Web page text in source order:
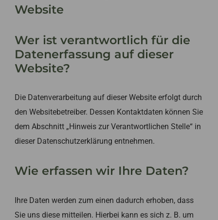
Website
Wer ist verantwortlich für die
Datenerfassung auf dieser
Website?
Die Datenverarbeitung auf dieser Website erfolgt durch
den Websitebetreiber. Dessen Kontaktdaten können Sie
dem Abschnitt „Hinweis zur Verantwortlichen Stelle“ in
dieser Datenschutzerklärung entnehmen.
Wie erfassen wir Ihre Daten?
Ihre Daten werden zum einen dadurch erhoben, dass
Sie uns diese mitteilen. Hierbei kann es sich z. B. um